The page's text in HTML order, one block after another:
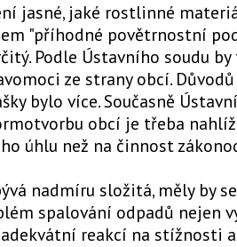
jasné, jaké rostlinné
"příhodné povětrnostní
Podle Ústavního soudu
ze strany obcí.
bylo více. Současně
obcí je třeba
úhlu než na činnost
nadmíru složitá, měly by
spalování odpadů nejen
adekvátní reakcí na stížnosti